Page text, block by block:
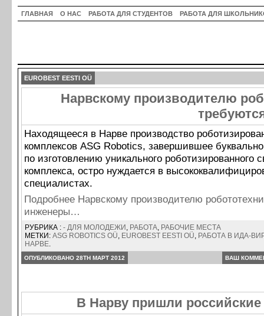
ГЛАВНАЯ О НАС РАБОТА ДЛЯ СТУДЕНТОВ РАБОТА ДЛЯ
EUROBEST EESTI OÜ
Нарвскому производителю
Находящееся в Нарве производство
комплексов ASG Robotics, завершившее
по изготовлению уникального роботизированного
комплекса, остро нуждается в
специалистах.
Подробнее Нарвскому производителю
инженеры…
РУБРИКА : - ДЛЯ МОЛОДЕЖИ , РАБОТА, РАБОЧИЕ МЕСТА
МЕТКИ: ASG ROBOTIСS OÜ, EUROBEST EESTI OÜ, РАБОТА В ИДА-
НАРВЕ.
ОПУБЛИКОВАНО 28TH МАРТ 2012 ВАШ
В Нарву пришли